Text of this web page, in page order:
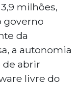
milhões,
governo
da
a autonomia
de abrir
livre do